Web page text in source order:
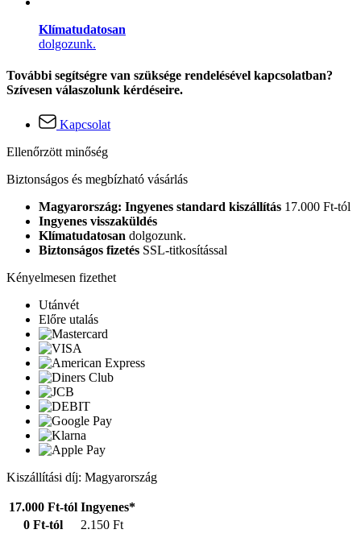
Klímatudatosan
dolgozunk.
További segítségre van szüksége rendelésével kapcsolatban?
Szívesen válaszolunk kérdéseire.
Kapcsolat
Ellenőrzött minőség
Biztonságos és megbízható vásárlás
Magyarország: Ingyenes standard kiszállítás 17.000 Ft-tól
Ingyenes visszaküldés
Klímatudatosan dolgozunk.
Biztonságos fizetés SSL-titkosítással
Kényelmesen fizethet
Utánvét
Előre utalás
Kiszállítási díj: Magyarország
17.000 Ft-tól Ingyenes*
0 Ft-tól
2.150 Ft